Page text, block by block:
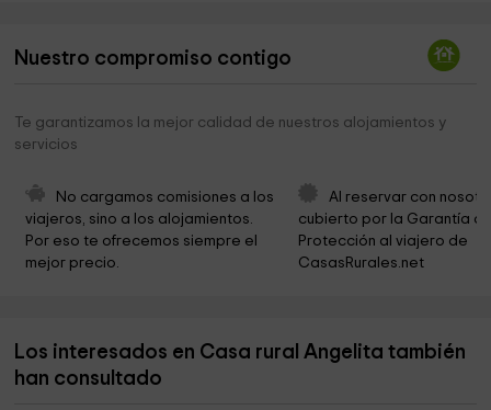
Benifassà
Ermita de la Trinitat 6,6 km
Ayuntamiento de La Pobla de Benifassà 6,7 km
6,8 km
Els Ports
Nuestro compromiso contigo
Te garantizamos la mejor calidad de nuestros alojamientos y
servicios
No cargamos comisiones a los
viajeros, sino a los alojamientos.
Por eso te ofrecemos siempre el
mejor precio.
Al reservar con
cubierto por la Garantía
Protección al viajero de
CasasRurales.net
Los interesados en Casa rural Angelita también
han consultado